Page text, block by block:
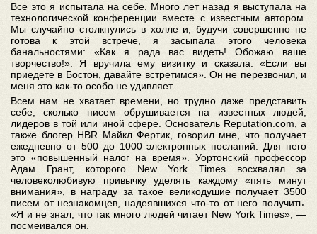
Все это я испытала на себе. Много лет назад я выступала на
технологической конференции вместе с известным автором.
Мы случайно столкнулись в холле и, будучи совершенно не
готова к этой встрече, я засыпала этого человека
банальностями: «Как я рада вас видеть! Обожаю ваше
творчество!». Я вручила ему визитку и сказала: «Если вы
приедете в Бостон, давайте встретимся». Он не перезвонил, и
меня это как-то особо не удивляет.
Всем нам не хватает времени, но трудно даже представить
себе, сколько писем обрушивается на известных людей,
лидеров в той или иной сфере. Основатель Reputation.com, а
также блогер HBR Майкл Фертик, говорил мне, что получает
ежедневно от 500 до 1000 электронных посланий. Для него
это «повышенный налог на время». Уортонский профессор
Адам Грант, которого New York Times восхвалял за
человеколюбивую привычку уделять каждому «пять минут
внимания», в награду за такое великодушие получает 3500
писем от незнакомцев, надеявшихся что-то от него получить.
«Я и не знал, что так много людей читает New York Times», —
посмеивался он.